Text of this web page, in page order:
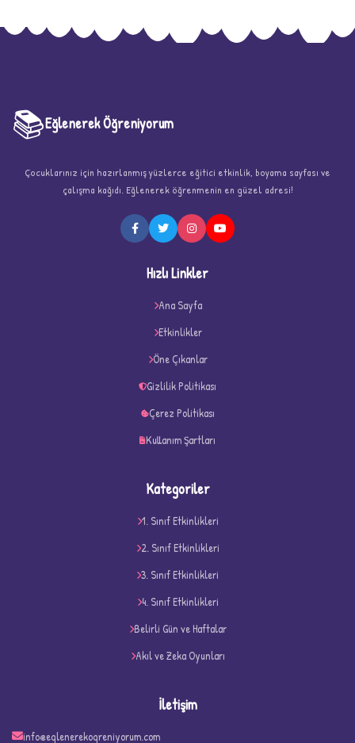
D
📚Eğlenerek Öğreniyorum
Çocuklarınız için hazırlanmış yüzlerce eğitici etkinlik, boyama sayfası ve
çalışma kağıdı. Eğlenerek öğrenmenin en güzel adresi!
Hızlı Linkler
Ana Sayfa
Etkinlikler
Öne Çıkanlar
Gizlilik Politikası
Çerez Politikası
Kullanım Şartları
Kategoriler
1. Sınıf Etkinlikleri
2. Sınıf Etkinlikleri
3. Sınıf Etkinlikleri
4. Sınıf Etkinlikleri
Belirli Gün ve Haftalar
Akıl ve Zeka Oyunları
İletişim
info@eglenerekogreniyorum.com